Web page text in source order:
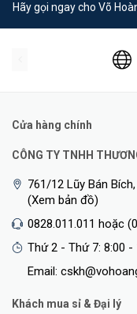
Hãy gọi ngay cho Võ
Cửa hàng chính
CÔNG TY TNHH
761/12 Lũy Bán
(Xem bản đồ)
0828.011.011 hoặc
Thứ 2 - Thứ 7: 8:00 -
Email:
Khách mua sỉ & Đại lý